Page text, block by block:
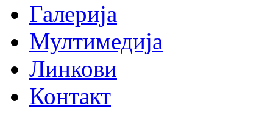
Галерија
Мултимедија
Линкови
Контакт